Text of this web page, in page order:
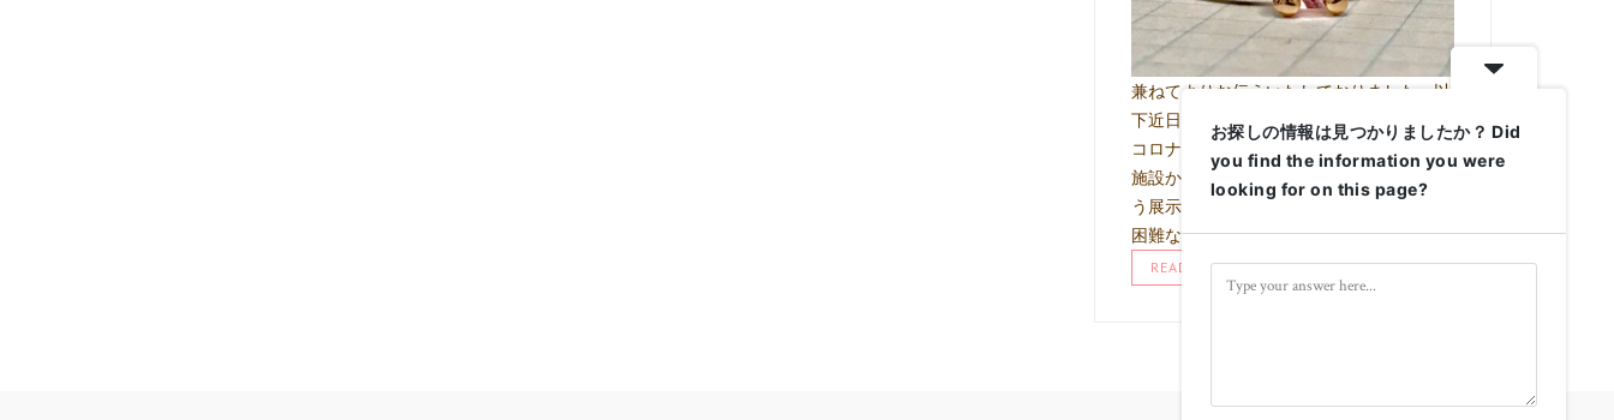
兼ねてよりお伝えいたしておりました、以
下近日の展示会につきまして 直近の新型
コロナウイルス感染症の状況により、当該
施設からの指示により 積極的な集客を伴
う展示会という形でイベントを行うことが
困難な状況と なり、完全予約性 …
READ MORE
お探しの情報は見つかりましたか？ Did
you find the information you were
looking for on this page?